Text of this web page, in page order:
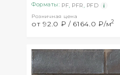
Форматы: PF PFR PFD
Розничная цена
от 92.0 ₽ / 6164.0 ₽/м2